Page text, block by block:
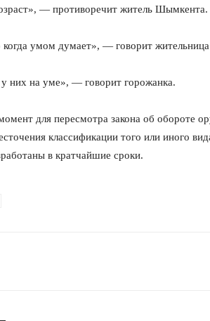
— противоречит житель Шымкента.
умом думает», — говорит жительница
них на уме», — говорит горожанка.
для пересмотра закона об обороте
классификации того или иного
в кратчайшие сроки.